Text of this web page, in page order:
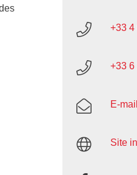
+33 4
+33 6
E-mail
Site